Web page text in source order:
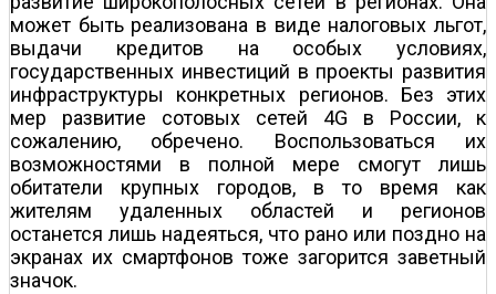
может быть реализована в виде налоговых льгот,
выдачи кредитов на особых условиях,
государственных инвестиций в проекты развития
инфраструктуры конкретных регионов. Без этих
мер развитие сотовых сетей 4G в России, к
сожалению, обречено. Воспользоваться их
возможностями в полной мере смогут лишь
обитатели крупных городов, в то время как
жителям удаленных областей и регионов
останется лишь надеяться, что рано или поздно на
экранах их смартфонов тоже загорится заветный
значок.